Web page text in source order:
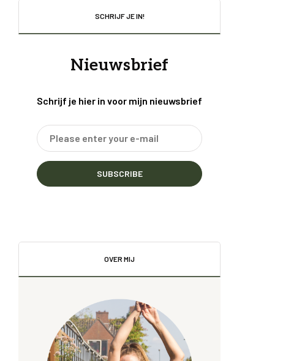
SCHRIJF JE IN!
Nieuwsbrief
Schrijf je hier in voor mijn nieuwsbrief
SUBSCRIBE
OVER MIJ